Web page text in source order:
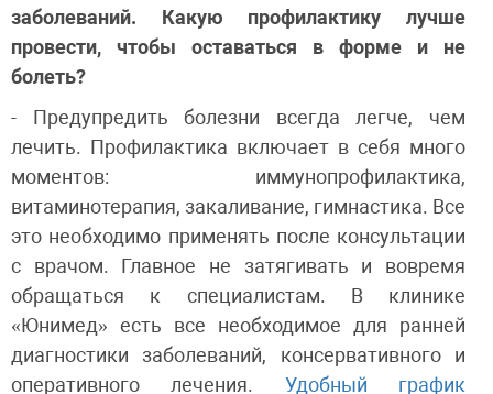
заболеваний. Какую профилактику лучше
провести, чтобы оставаться в форме и не
болеть?
- Предупредить болезни всегда легче, чем
лечить. Профилактика включает в себя много
моментов: иммунопрофилактика,
витаминотерапия, закаливание, гимнастика. Все
это необходимо применять после консультации
с врачом. Главное не затягивать и вовремя
обращаться к специалистам. В клинике
«Юнимед» есть все необходимое для ранней
диагностики заболеваний, консервативного и
оперативного лечения. Удобный график